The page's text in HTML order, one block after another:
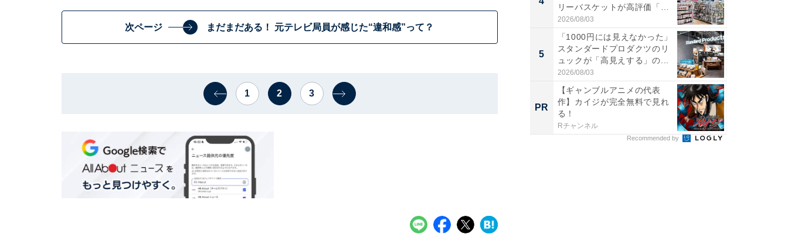
次ページ まだまだある！ 元テレビ局員が感じた“違和感”って？
1 2 3
リーバスケットが高評価「使
わ...
2026/08/03
5
「1000円には見えなかった」
スタンダードプロダクツのリ
ュックが「高見えする」の...
2026/08/03
PR
【ギャンブルアニメの代表
作】カイジが完全無料で見れ
る！
Rチャンネル
Recommended by